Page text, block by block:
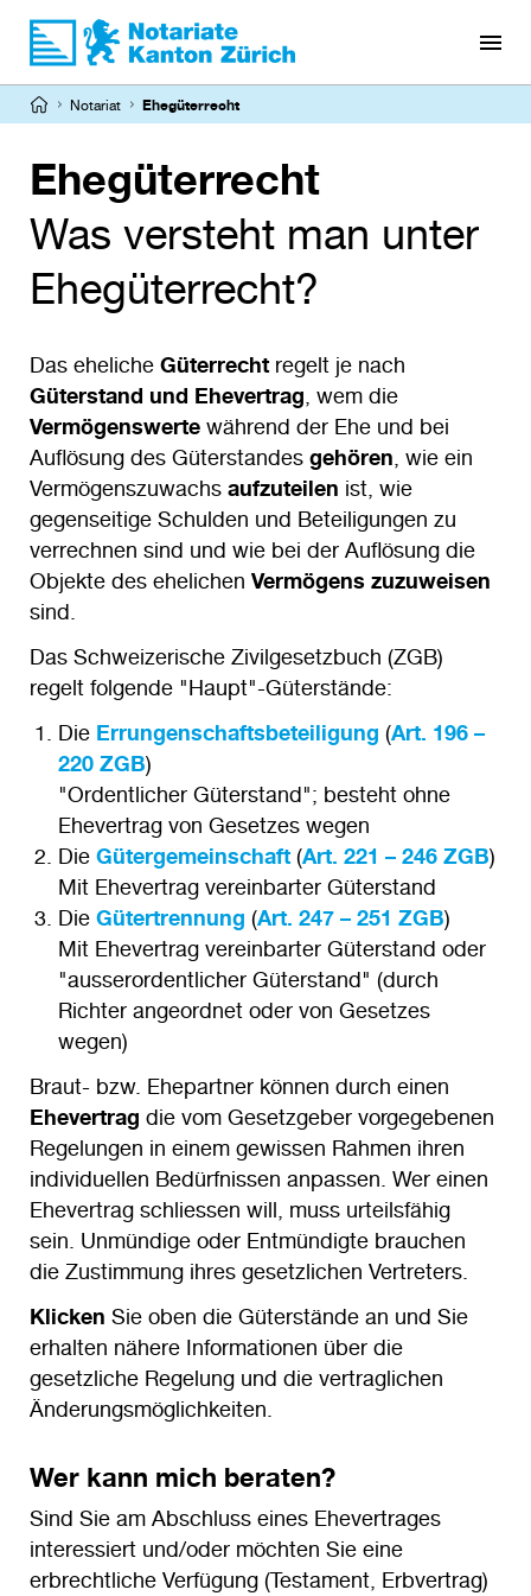
Direkt
zum
Pfadnavigation
Notariat Ehegüterrecht
Ehegüterrecht
Was versteht man unter
Ehegüterrecht?
Das eheliche Güterrecht regelt je nach
Güterstand und Ehevertrag , wem die
Vermögenswerte während der Ehe und bei
Auflösung des Güterstandes gehören , wie ein
Vermögenszuwachs aufzuteilen ist, wie
gegenseitige Schulden und Beteiligungen zu
verrechnen sind und wie bei der Auflösung die
Objekte des ehelichen Vermögens zuzuweisen
sind.
Das Schweizerische Zivilgesetzbuch (ZGB)
regelt folgende "Haupt"-Güterstände:
Die Errungenschaftsbeteiligung (Art. 196 –
220 ZGB)
"Ordentlicher Güterstand"; besteht ohne
Ehevertrag von Gesetzes wegen
Die Gütergemeinschaft (Art. 221 – 246 ZGB)
Mit Ehevertrag vereinbarter Güterstand
Die Gütertrennung (Art. 247 – 251 ZGB)
Mit Ehevertrag vereinbarter Güterstand oder
"ausserordentlicher Güterstand" (durch
Richter angeordnet oder von Gesetzes
wegen)
Braut- bzw. Ehepartner können durch einen
Ehevertrag die vom Gesetzgeber vorgegebenen
Regelungen in einem gewissen Rahmen ihren
individuellen Bedürfnissen anpassen. Wer einen
Ehevertrag schliessen will, muss urteilsfähig
sein. Unmündige oder Entmündigte brauchen
die Zustimmung ihres gesetzlichen Vertreters.
Klicken Sie oben die Güterstände an und Sie
erhalten nähere Informationen über die
gesetzliche Regelung und die vertraglichen
Änderungsmöglichkeiten.
Wer kann mich beraten?
Sind Sie am Abschluss eines Ehevertrages
interessiert und/oder möchten Sie eine
erbrechtliche Verfügung (Testament, Erbvertrag)